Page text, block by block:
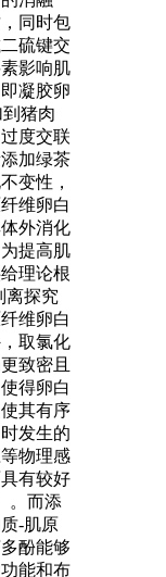
同时包
硫键交
影响肌
凝胶卵
猪肉
度交联
加绿茶
变性，
维卵白
外消化
提高肌
理论根
离探究
维卵白
取氯化
致密且
得卵白
其有序
发生的
物理感
有较好
。而添
-肌原
酚能够
能和布